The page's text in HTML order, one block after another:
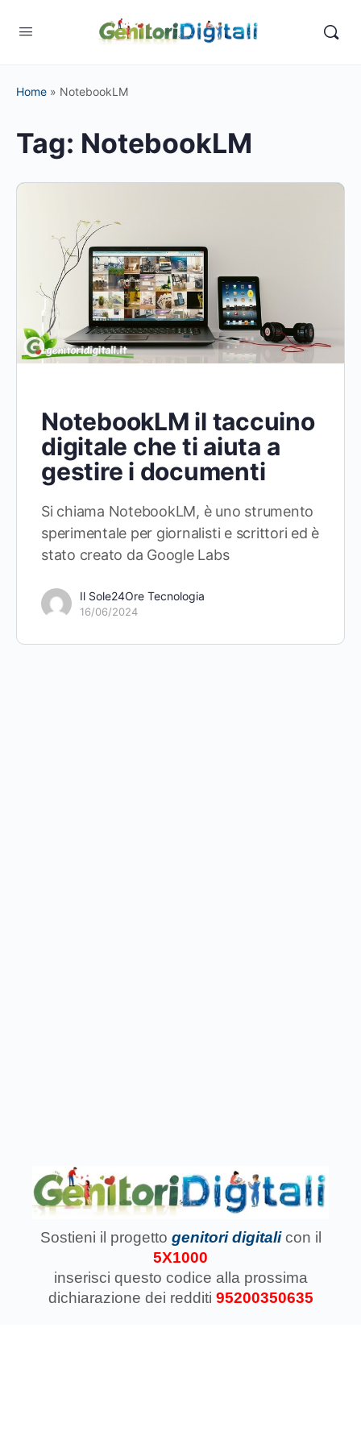
Home » NotebookLM
Tag: NotebookLM
NotebookLM il taccuino
digitale che ti aiuta a
gestire i documenti
Si chiama NotebookLM, è uno strumento
sperimentale per giornalisti e scrittori ed è
stato creato da Google Labs
Il Sole24Ore Tecnologia
16/06/2024
Sostieni il progetto genitori digitali con il
5X1000
inserisci questo codice alla prossima
dichiarazione dei redditi 95200350635